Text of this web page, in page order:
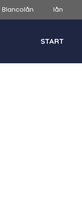
Blancolån lån
START